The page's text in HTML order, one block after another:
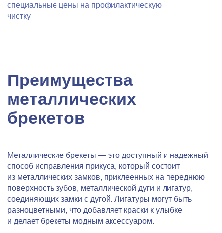
специальные цены на профилактическую
чистку
Преимущества
металлических
брекетов
Металлические брекеты — это доступный и надежный
способ исправления прикуса, который состоит
из металлических замков, приклеенных на переднюю
поверхность зубов, металлической дуги и лигатур,
соединяющих замки с дугой. Лигатуры могут быть
разноцветными, что добавляет краски к улыбке
и делает брекеты модным аксессуаром.